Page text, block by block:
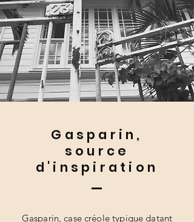
Gasparin,
source
d'inspiration
Gasparin, case créole typique datant